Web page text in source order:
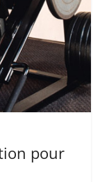
pour